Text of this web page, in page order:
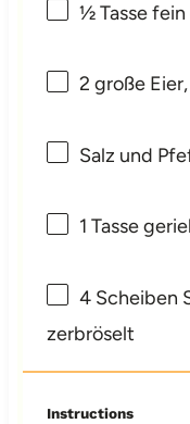
½Tasse
2 große
Salz und
1 Tasse
4 Scheiben
zerbröselt
Instructions